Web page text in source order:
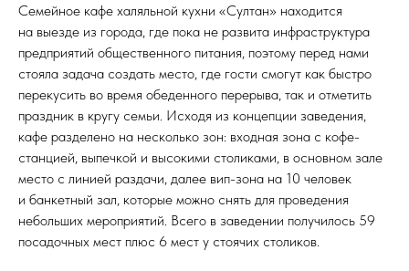
Семейное кафе халяльной кухни «Султан» находится
на выезде из города, где пока не развита инфраструктура
предприятий общественного питания, поэтому перед нами
стояла задача создать место, где гости смогут как быстро
перекусить во время обеденного перерыва, так и отметить
праздник в кругу семьи. Исходя из концепции заведения,
кафе разделено на несколько зон: входная зона с кофе-
станцией, выпечкой и высокими столиками, в основном зале
место с линией раздачи, далее вип-зона на 10 человек
и банкетный зал, которые можно снять для проведения
небольших мероприятий. Всего в заведении получилось 59
посадочных мест плюс 6 мест у стоячих столиков.